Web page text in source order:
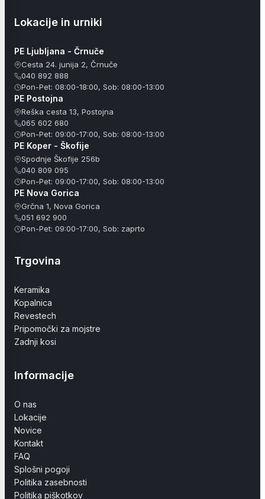
Lokacije in urniki
PE Ljubljana - Črnuče
Cesta 24. junija 2, Črnuče
040 892 888
Pon-Pet: 08:00-18:00, Sob: 08:00-13:00
PE Postojna
Reška cesta 13, Postojna
065 602 680
Pon-Pet: 09:00-17:00, Sob: 08:00-13:00
PE Koper - Škofije
Spodnje Škofije 256b
040 809 095
Pon-Pet: 09:00-17:00, Sob: 08:00-13:00
PE Nova Gorica
Grčna 1, Nova Gorica
051 692 900
Pon-Pet: 09:00-17:00, Sob: zaprto
Trgovina
Keramika
Kopalnica
Revestech
Pripomočki za mojstre
Zadnji kosi
Informacije
O nas
Lokacije
Novice
Kontakt
FAQ
Splošni pogoji
Politika zasebnosti
Politika piškotkov